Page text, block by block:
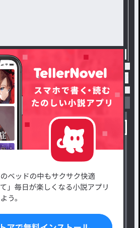
もOK！ 無償ロゴ、ネームロゴ、サ
募
作品
ジャンルから探す
恋愛・ロマンス
ファンタジー・異世界・SF
ホラー・ミステリー